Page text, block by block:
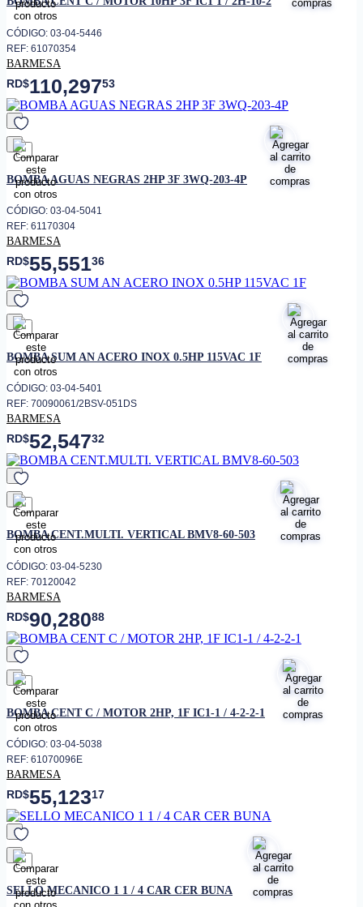
CÓDIGO: 03-04-5446
REF: 61070354
BARMESA
RD$110,29753
favorito
BOMBA AGUAS NEGRAS 2HP 3F 3WQ-203-4P
CÓDIGO: 03-04-5041
REF: 61170304
BARMESA
RD$55,55136
favorito
BOMBA SUM AN ACERO INOX 0.5HP 115VAC 1F
CÓDIGO: 03-04-5401
REF: 70090061/2BSV-051DS
BARMESA
RD$52,54732
favorito
BOMBA CENT.MULTI. VERTICAL BMV8-60-503
CÓDIGO: 03-04-5230
REF: 70120042
BARMESA
RD$90,28088
favorito
BOMBA CENT C / MOTOR 2HP, 1F IC1-1 / 4-2-2-1
CÓDIGO: 03-04-5038
REF: 61070096E
BARMESA
RD$55,12317
favorito
SELLO MECANICO 1 1 / 4 CAR CER BUNA